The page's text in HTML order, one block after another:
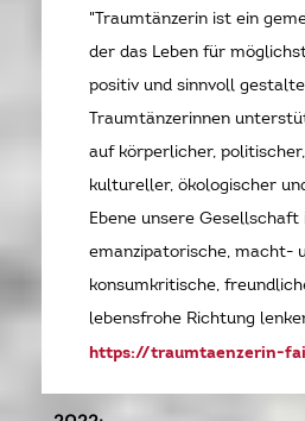
"Traumtänzerin ist ein
der das Leben für
positiv und sinnvoll
Traumtänzerinnen
auf körperlicher,
kultureller, ökologischer
Ebene unsere Gesellschaft
emanzipatorische, macht-
konsumkritische,
lebensfrohe Richtung
https://traumtaenzerin-